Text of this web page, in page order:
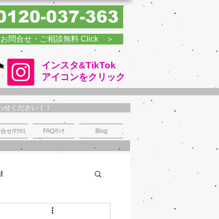
037-363
お問合せ・ご相談無料 Click ＞
インスタ&TikTok
​アイコンをクリック
ください！！
せ/ｱｸｾｽ FAQ/ﾘﾝｸ Blog